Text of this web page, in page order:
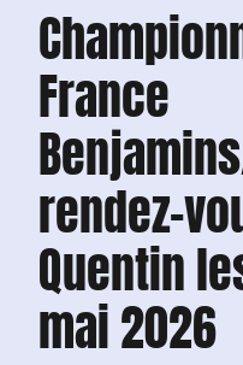
France
rendez-
Quentin
mai 2026